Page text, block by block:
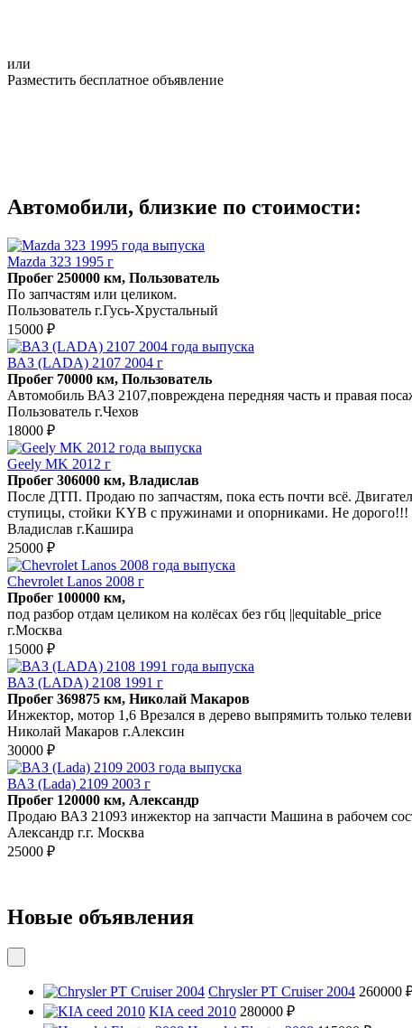
или
Разместить бесплатное объявление
Автомобили, близкие по стоимости:
Mazda 323 1995 г
Пробег 250000 км, Пользователь
По запчастям или целиком.
Пользователь г.Гусь-Хрустальный
15000 ₽
ВАЗ (LADA) 2107 2004 г
Пробег 70000 км, Пользователь
Автомобиль ВАЗ 2107,повреждена передняя часть и правая
Пользователь г.Чехов
18000 ₽
Geely MK 2012 г
Пробег 306000 км, Владислав
После ДТП. Продаю по запчастям, пока есть почти всё.
ступицы, стойки KYB с пружинами и опорниками. Не
Владислав г.Кашира
25000 ₽
Chevrolet Lanos 2008 г
Пробег 100000 км,
под разбор отдам целиком на колёсах без гбц ||equitable_price
г.Москва
15000 ₽
ВАЗ (LADA) 2108 1991 г
Пробег 369875 км, Николай Макаров
Инжектор, мотор 1,6 Врезался в дерево выпрямить только
Николай Макаров г.Алексин
30000 ₽
ВАЗ (Lada) 2109 2003 г
Пробег 120000 км, Александр
Продаю ВАЗ 21093 инжектор на запчасти Машина в рабочем
Александр г.г. Москва
25000 ₽
Новые объявления
Chrysler PT Cruiser 2004 260000
KIA ceed 2010 280000 ₽